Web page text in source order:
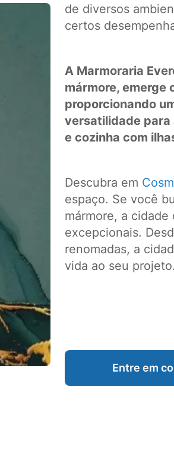
de diversos
certos
A Marmoraria
mármore, emerge
proporcionando
versatilidade para
e cozinha com
Descubra em
espaço. Se você
mármore, a
excepcionais.
renomadas, a
vida ao seu projeto.
Entre em